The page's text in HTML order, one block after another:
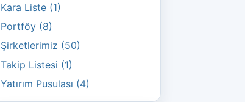
Kara Liste (1)
Portföy (8)
Şirketlerimiz (50)
Takip Listesi (1)
Yatırım Pusulası (4)